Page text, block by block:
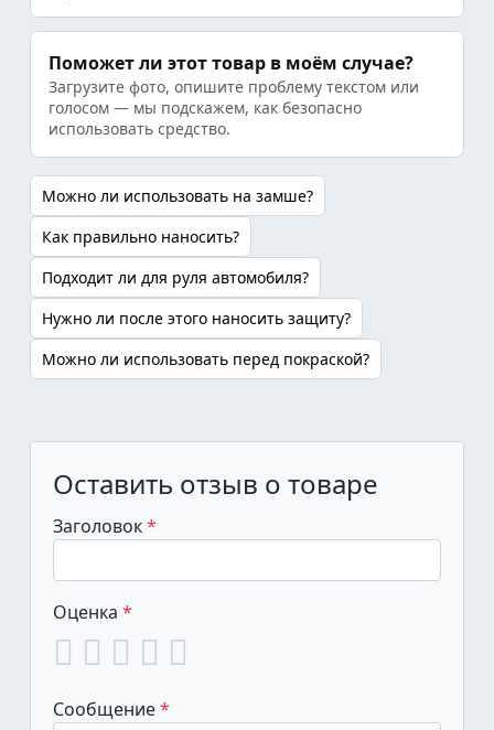
Поможет ли этот товар в моём случае?
Загрузите фото, опишите проблему текстом или
голосом — мы подскажем, как безопасно
использовать средство.
Можно ли использовать на замше?
Как правильно наносить?
Подходит ли для руля автомобиля?
Нужно ли после этого наносить защиту?
Можно ли использовать перед покраской?
Оставить отзыв о товаре
Заголовок
Оценка
Сообщение